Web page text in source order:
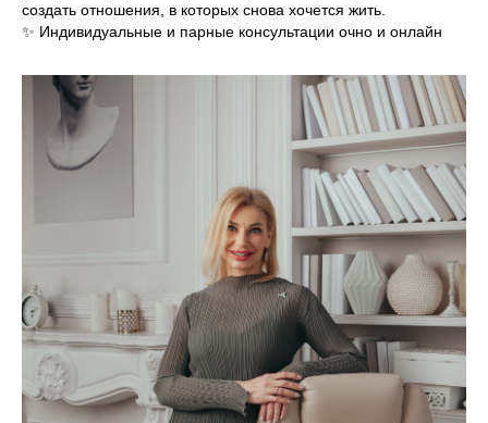
создать отношения, в которых снова хочется жить.
✨ Индивидуальные и парные консультации очно и онлайн